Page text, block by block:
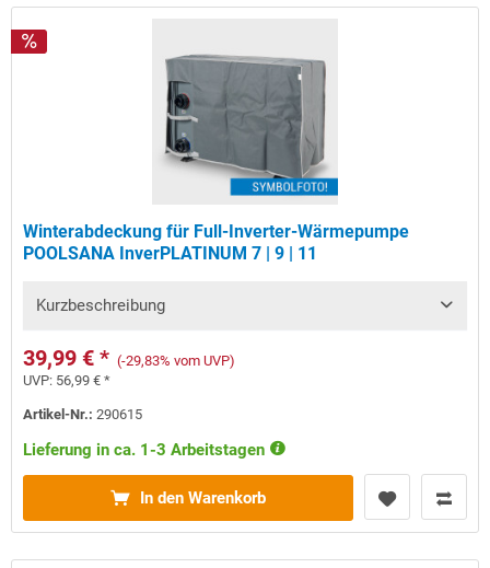
Winterabdeckung für Full-Inverter-Wärmepumpe
POOLSANA InverPLATINUM 7 | 9 | 11
Kurzbeschreibung
39,99 € * (-29,83% vom UVP)
UVP: 56,99 € *
Artikel-Nr.:290615
Lieferung in ca. 1-3 Arbeitstagen
In den Warenkorb